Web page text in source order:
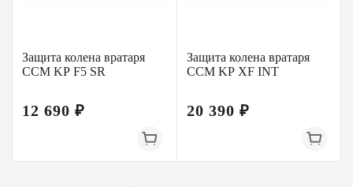
Защита колена вратаря
CCM KP F5 SR
12 690 ₽
Защита колена вратаря
CCM KP XF INT
20 390 ₽